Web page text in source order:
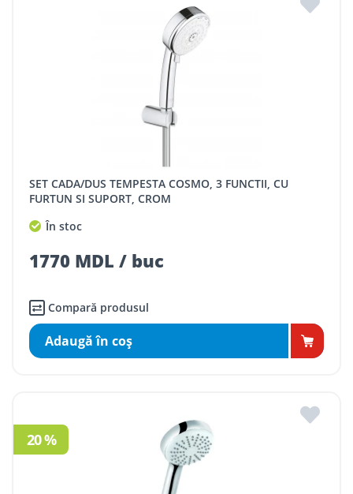
SET CADA/DUS TEMPESTA COSMO, 3 FUNCTII, CU
FURTUN SI SUPORT, CROM
În stoc
1770 MDL / buc
Compară produsul
Adaugă în coş
20 %